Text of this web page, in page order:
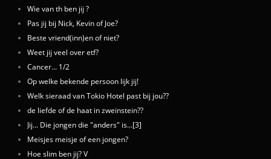
Wie van th ben jij ?
Pas jij bij Nick, Kevin of Joe?
Beste vriend(inn)en of niet?
Weet jij veel over etf?
Cancer... 1/2
Op welke bekende persoon lijk jij!
Welk sieraad van Tokio Hotel past bij jou??
de liefde of de haat in zweinstein??
Jij... Die jongen die "anders" is...[3]
Meisjes meisje of een jongen?
Hoe slim ben jij? V